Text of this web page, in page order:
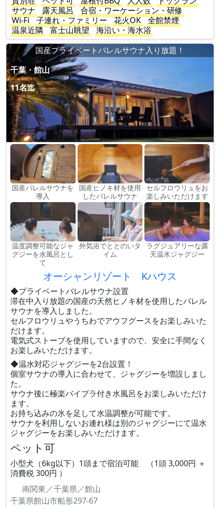
サウナ
露天風呂
合宿・ワーケーション・研修
Wi-Fi
子連れ・ファミリー 花火OK
全館禁煙
温泉近隣
富士山眺望
海沿い・海水浴
国産プライベートバレルサウナ入り放題！
千葉・館山
11名迄
国産バレルサウナを
導入
国産ヒノキ材を使用
したバレルサウナ
セルフロウリュをお
楽しみいただけます
温度調整可能なジャ
グジーを水風呂とし
て
外気浴でととのいタ
イム
ラグジュアリーな露
天温水ジャグジー
オーシャンリゾート Kハウス
◆プライベートバレルサウナ設置
滞在中入り放題の国産の天然ヒノキ材を使用したバレル
サウナを導入しました。
セルフロウリュやうちわでアウフグースをお楽しみいた
だけます。
電気式ストーブを使用していますので、安全に手間なく
お楽しみいただけます。
◆温水対応ジャグジーを2台設置！
個室サウナの導入に合わせて、ジャグジーを増設しまし
た。
サウナ後に極楽バイブラ付き水風呂をお楽しみいただけ
ます。
お持ち込みの氷を足して水温調整が可能です。
サウナを利用しないお連れ様は別のジャグジーにて温水
ジャグジーをお楽しみいただけます。
ペット可
小型犬（6kg以下）1頭まで宿泊可能 （1頭 3,000円 ＋
消費税 300円 ）
南関東／千葉県／館山
千葉県館山市船形297-67